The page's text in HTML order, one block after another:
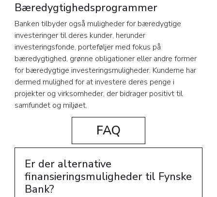
Bæredygtighedsprogrammer
Banken tilbyder også muligheder for bæredygtige
investeringer til deres kunder, herunder
investeringsfonde, porteføljer med fokus på
bæredygtighed, grønne obligationer eller andre former
for bæredygtige investeringsmuligheder. Kunderne har
dermed mulighed for at investere deres penge i
projekter og virksomheder, der bidrager positivt til
samfundet og miljøet.
FAQ
Er der alternative
finansieringsmuligheder til Fynske
Bank?